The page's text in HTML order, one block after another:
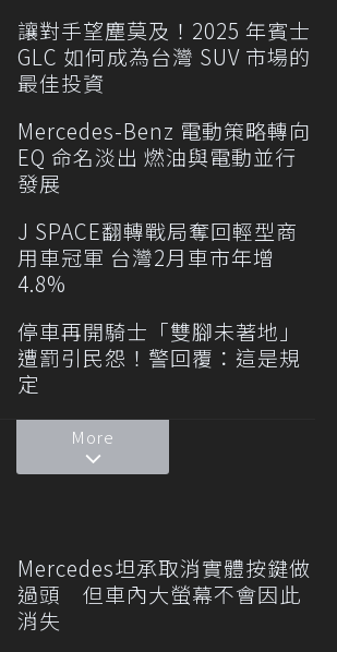
讓對手望塵莫及！2025 年賓士
GLC 如何成為台灣 SUV 市場的
最佳投資
Mercedes-Benz 電動策略轉向
EQ 命名淡出 燃油與電動並行
發展
J SPACE翻轉戰局奪回輕型商
用車冠軍 台灣2月車市年增
4.8%
停車再開騎士「雙腳未著地」
遭罰引民怨！警回覆：這是規
定
More
Mercedes坦承取消實體按鍵做
過頭 但車內大螢幕不會因此
消失